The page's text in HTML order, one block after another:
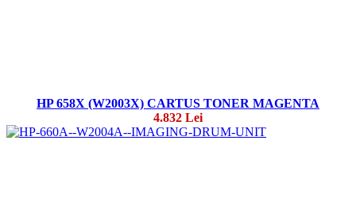
HP 658X (W2003X) CARTUS TONER MAGENTA
4.832 Lei